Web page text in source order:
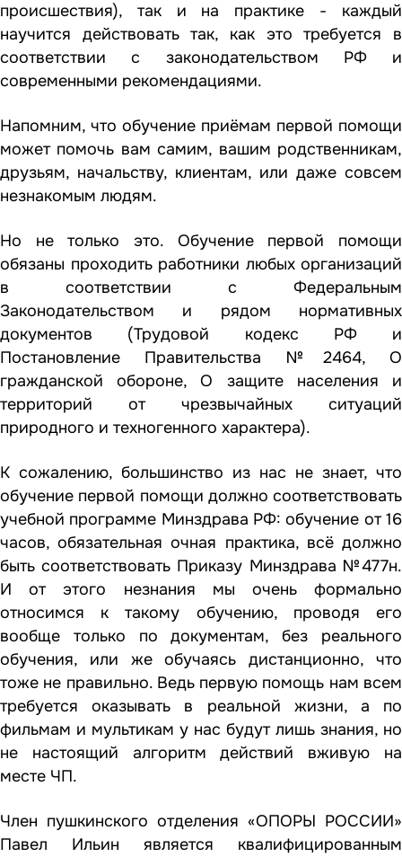
происшествия), так и на практике - каждый
научится действовать так, как это требуется в
соответствии с законодательством РФ и
современными рекомендациями.
Напомним, что обучение приёмам первой помощи
может помочь вам самим, вашим родственникам,
друзьям, начальству, клиентам, или даже совсем
незнакомым людям.
Но не только это. Обучение первой помощи
обязаны проходить работники любых организаций
в соответствии с Федеральным
Законодательством и рядом нормативных
документов (Трудовой кодекс РФ и
Постановление Правительства №2464, О
гражданской обороне, О защите населения и
территорий от чрезвычайных ситуаций
природного и техногенного характера).
К сожалению, большинство из нас не знает, что
обучение первой помощи должно соответствовать
учебной программе Минздрава РФ: обучение от 16
часов, обязательная очная практика, всё должно
быть соответствовать Приказу Минздрава №477н.
И от этого незнания мы очень формально
относимся к такому обучению, проводя его
вообще только по документам, без реального
обучения, или же обучаясь дистанционно, что
тоже не правильно. Ведь первую помощь нам всем
требуется оказывать в реальной жизни, а по
фильмам и мультикам у нас будут лишь знания, но
не настоящий алгоритм действий вживую на
месте ЧП.
Член пушкинского отделения «ОПОРЫ РОССИИ»
Павел Ильин является квалифицированным